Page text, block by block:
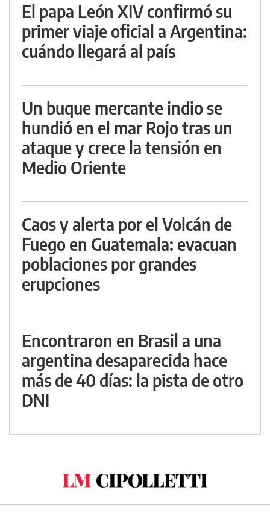
El papa León XIV confirmó su
primer viaje oficial a Argentina:
cuándo llegará al país
Un buque mercante indio se
hundió en el mar Rojo tras un
ataque y crece la tensión en
Medio Oriente
Caos y alerta por el Volcán de
Fuego en Guatemala: evacuan
poblaciones por grandes
erupciones
Encontraron en Brasil a una
argentina desaparecida hace
más de 40 días: la pista de otro
DNI